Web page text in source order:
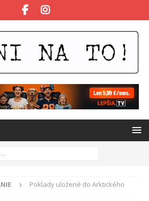
Poklady uložené do Arktického